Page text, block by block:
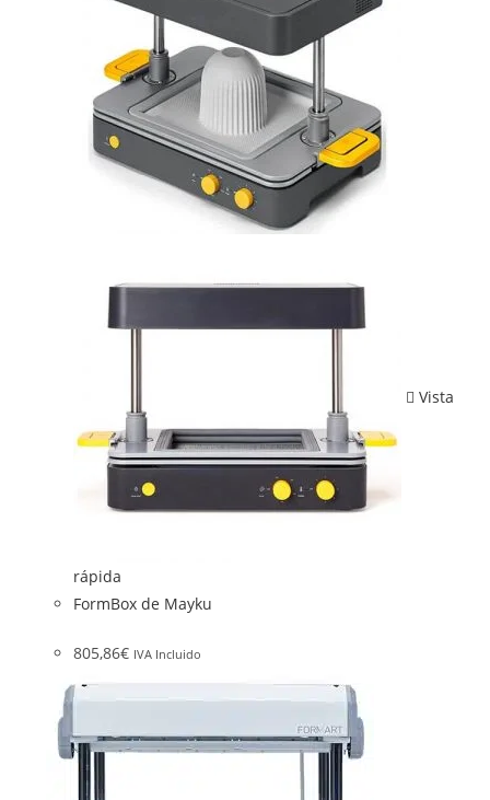
Vista
rápida
FormBox de Mayku
805,86€ IVA Incluido